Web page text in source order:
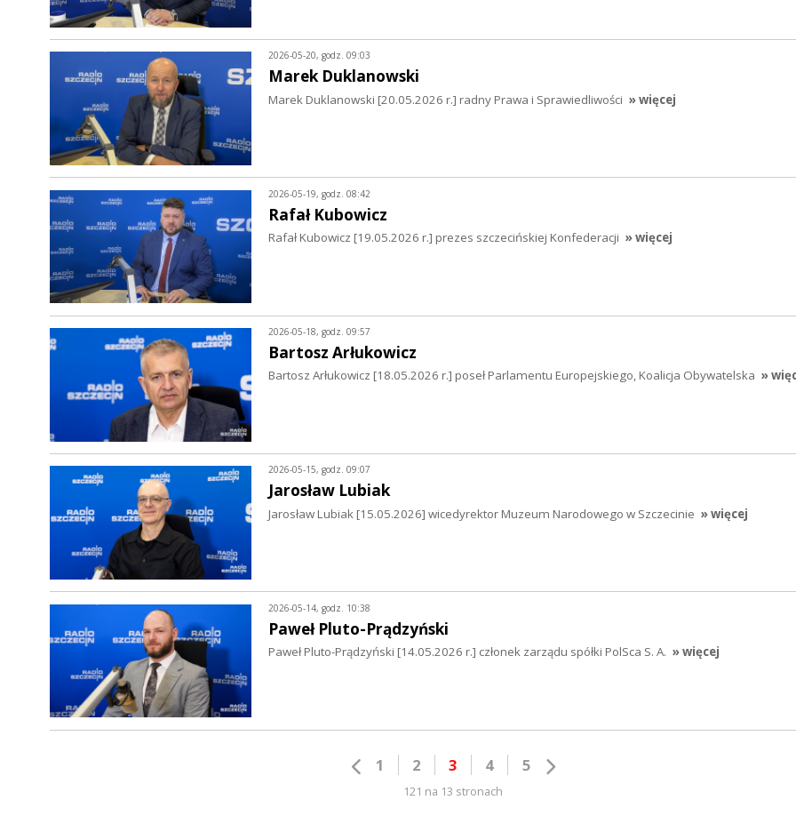
2026-05-20, godz. 09:03
Marek Duklanowski
Marek Duklanowski [20.05.2026 r.] radny Prawa i Sprawiedliwości » więcej
2026-05-19, godz. 08:42
Rafał Kubowicz
Rafał Kubowicz [19.05.2026 r.] prezes szczecińskiej Konfederacji » więcej
2026-05-18, godz. 09:57
Bartosz Arłukowicz
Bartosz Arłukowicz [18.05.2026 r.] poseł Parlamentu Europejskiego, Koalicja Obywatelska »
2026-05-15, godz. 09:07
Jarosław Lubiak
Jarosław Lubiak [15.05.2026] wicedyrektor Muzeum Narodowego w Szczecinie » więcej
2026-05-14, godz. 10:38
Paweł Pluto-Prądzyński
Paweł Pluto-Prądzyński [14.05.2026 r.] członek zarządu spółki PolSca S. A. » więcej
1 2 3 4 5
121 na 13 stronach